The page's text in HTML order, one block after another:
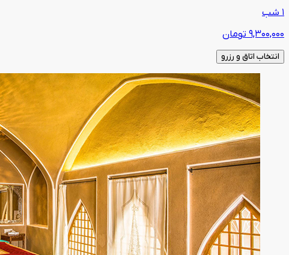
1 شب
9,300,000 تومان
انتخاب اتاق و رزرو